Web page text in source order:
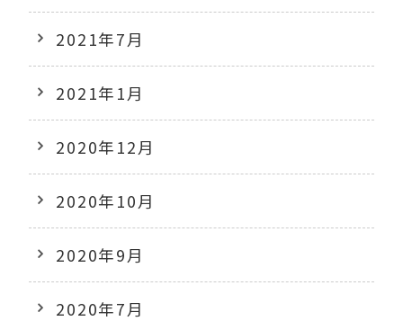
2021年7月
2021年1月
2020年12月
2020年10月
2020年9月
2020年7月